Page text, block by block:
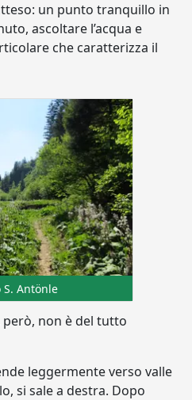
un punto tranquillo in
ascoltare l’acqua e
che caratterizza il
S. Antönle
però, non è del tutto
leggermente verso valle
si sale a destra. Dopo